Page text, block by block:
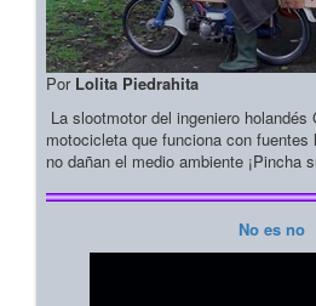
Por Lolita Piedrahita
La slootmotor del ingeniero
motocicleta que funciona con
no dañan el medio ambiente ¡Pincha
No es no